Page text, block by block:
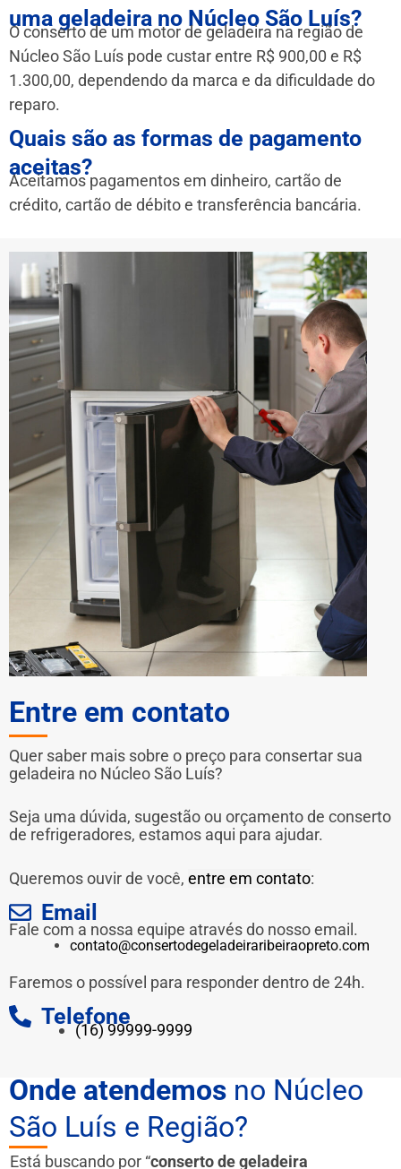
uma geladeira no Núcleo São Luís?
O conserto de um motor de geladeira na região de
Núcleo São Luís pode custar entre R$ 900,00 e R$
1.300,00, dependendo da marca e da dificuldade do
reparo.
Quais são as formas de pagamento
aceitas?
Aceitamos pagamentos em dinheiro, cartão de
crédito, cartão de débito e transferência bancária.
Entre em contato
Quer saber mais sobre o preço para consertar sua
geladeira no Núcleo São Luís?
Seja uma dúvida, sugestão ou orçamento de conserto
de refrigeradores, estamos aqui para ajudar.
Queremos ouvir de você, entre em contato:
Email
Fale com a nossa equipe através do nosso email.
contato@consertodegeladeiraribeiraopreto.com
Faremos o possível para responder dentro de 24h.
Telefone
(16) 99999-9999
Onde atendemos no Núcleo
São Luís e Região?
Está buscando por “conserto de geladeira